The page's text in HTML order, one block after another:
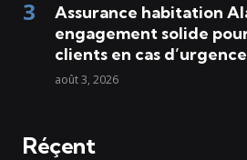
Assurance habitation
engagement solide
clients en cas d’urgence
août 3, 2026
Réçent